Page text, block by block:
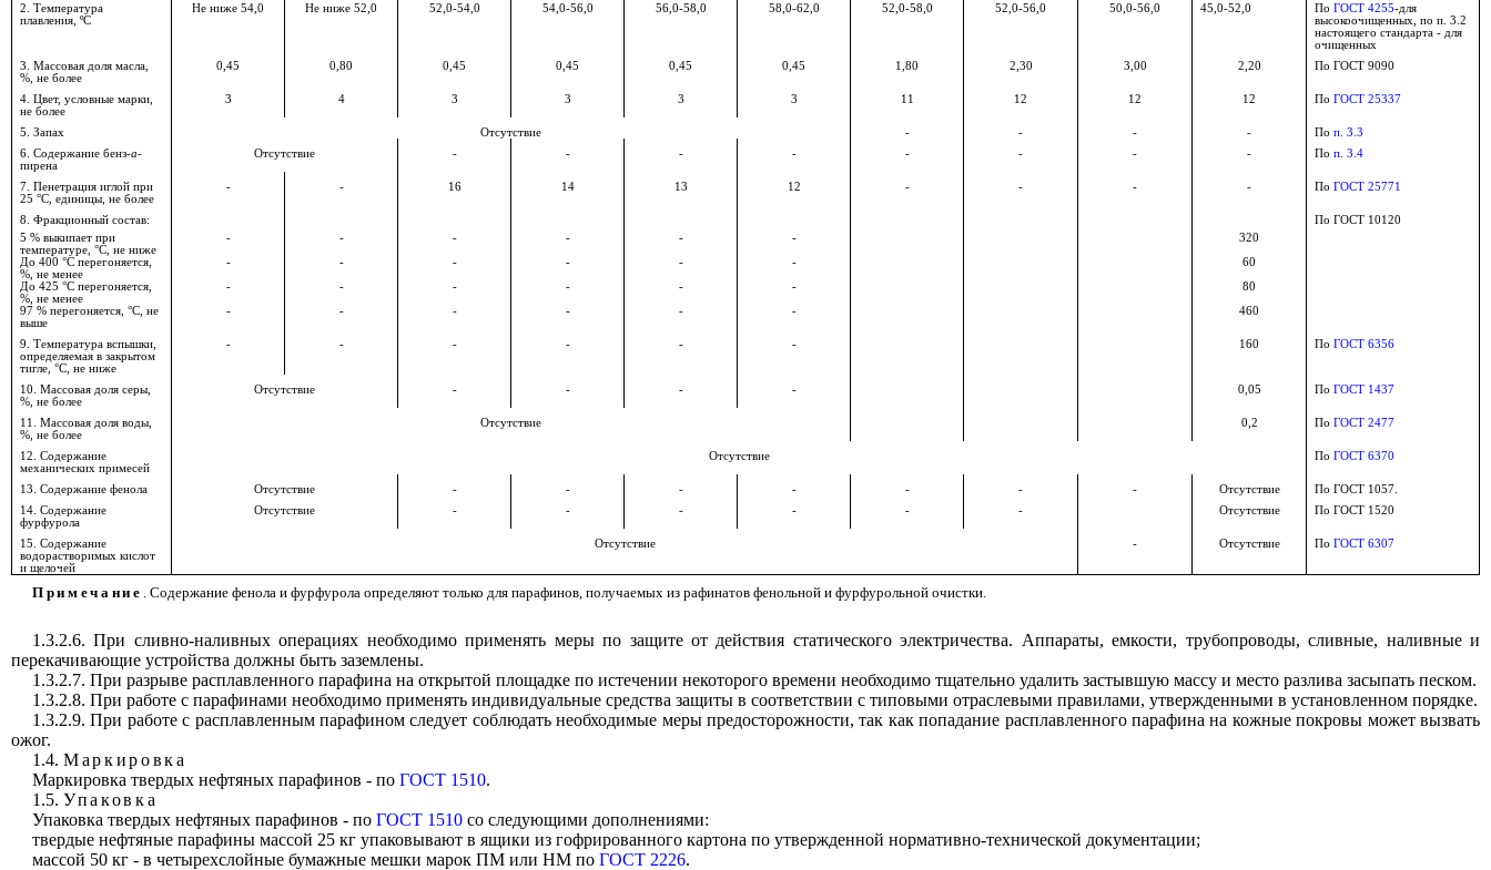
2. Температура
плавления, ºС
Не ниже 54,0 Не ниже 52,0 52,0-54,0 54,0-56,0 56,0-58,0 58,0-62,0 52,0-58,0 52,0-56,0 50,0-56,0 45,0-52,0 ПоГОСТ 4255-для
высокоочищенных, по п. 3.2
настоящего стандарта - для
очищенных
3. Массовая доля масла,
%, не более
0,45 0,80 0,45 0,45 0,45 0,45 1,80 2,30 3,00 2,20 По ГОСТ 9090
4. Цвет, условные марки,
не более
3 4 3 3 3 3 11 12 12 12 ПоГОСТ 25337
5. Запах Отсутствие - - - - Поп. 3.3
6. Содержание бенз-a-
пирена
Отсутствие - - - - - - - - Поп. 3.4
7. Пенетрация иглой при
25 °С, единицы, не более
- - 16 14 13 12 - - - - ПоГОСТ 25771
8.Фракционный состав:
По ГОСТ 10120
5%выкипает при
температуре, °С, не ниже
- - - - - -
320
До400 °С перегоняется,
%, не менее
- - - - - -
60
До425 °С перегоняется,
%, не менее
- - - - - -
80
97 % перегоняется, °С, не
выше
- - - - - - 460
9. Температура вспышки,
определяемая в закрытом
тигле, °С, не ниже
- - - - - - 160 ПоГОСТ 6356
10.Массовая доля серы,
%, не более
Отсутствие - - - - 0,05 ПоГОСТ 1437
11.Массовая доля воды,
%, не более
Отсутствие 0,2 ПоГОСТ 2477
12. Содержание
механических примесей
Отсутствие ПоГОСТ 6370
13. Содержание фенола Отсутствие - - - - - - - Отсутствие
По ГОСТ 1057.
14.Содержание
фурфурола
Отсутствие - - - - - - Отсутствие По ГОСТ 1520
15. Содержание
водорастворимых кислот
и щелочей
Отсутствие - Отсутствие ПоГОСТ 6307
Примечание . Содержание фенола и фурфурола определяют только для парафинов, получаемых из рафинатов фенольной и фурфурольной очистки.
1.3.2.6. При сливно-наливных операциях необходимо применять меры по защите от действия статического электричества. Аппараты, емкости, трубопроводы, сливные, наливные и
перекачивающие устройства должны быть заземлены.
1.3.2.7. При разрыве расплавленного парафина на открытой площадке по истечении некоторого времени необходимо тщательно удалить застывшую массу и место разлива засыпать песком.
1.3.2.8. При работе с парафинами необходимо применять индивидуальные средства защиты в соответствии с типовыми отраслевыми правилами, утвержденными в установленном порядке.
1.3.2.9. При работе с расплавленным парафином следует соблюдать необходимые меры предосторожности, так как попадание расплавленного парафина на кожные покровы может вызвать
ожог.
1.4. Маркировка
Маркировка твердых нефтяных парафинов - по ГОСТ 1510.
1.5. Упаковка
Упаковка твердых нефтяных парафинов - по ГОСТ 1510со следующими дополнениями:
твердые нефтяные парафины массой 25 кг упаковывают в ящики из гофрированного картона по утвержденной нормативно-технической документации;
массой 50 кг - в четырехслойные бумажные мешки марок ПМ или НМ по ГОСТ 2226.